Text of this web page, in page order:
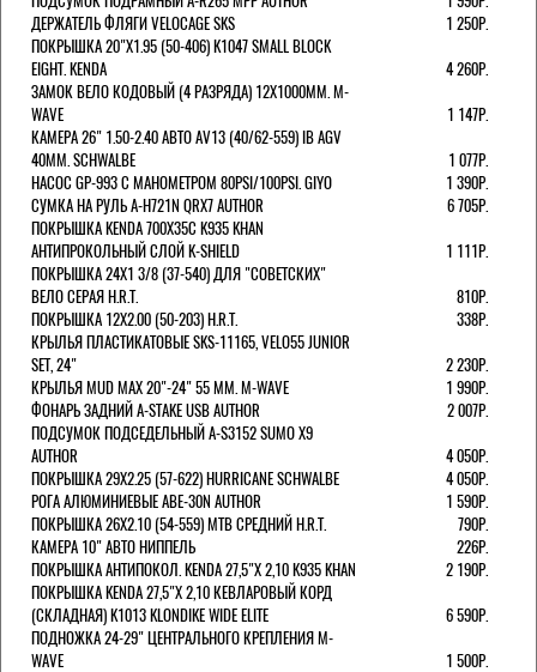
ДЕРЖАТЕЛЬ ФЛЯГИ VELOCAGE SKS
1 250Р.
ПОКРЫШКА 20"Х1.95 (50-406) K1047 SMALL BLOCK
EIGHT. KENDA
4 260Р.
ЗАМОК ВЕЛО КОДОВЫЙ (4 РАЗРЯДА) 12Х1000ММ. M-
WAVE
1 147Р.
КАМЕРА 26" 1.50-2.40 АВТО AV13 (40/62-559) IB AGV
40MM. SCHWALBE
1 077Р.
НАСОС GP-993 С МАНОМЕТРОМ 80PSI/100PSI. GIYO
1 390Р.
СУМКА НА РУЛЬ A-H721N QRX7 AUTHOR
6 705Р.
ПОКРЫШКА KENDA 700Х35С K935 KHAN
АНТИПРОКОЛЬНЫЙ СЛОЙ K-SHIELD
1 111Р.
ПОКРЫШКА 24X1 3/8 (37-540) ДЛЯ "СОВЕТСКИХ"
ВЕЛО СЕРАЯ H.R.T.
810Р.
ПОКРЫШКА 12X2.00 (50-203) H.R.T.
338Р.
КРЫЛЬЯ ПЛАСТИКАТОВЫЕ SKS-11165, VELO55 JUNIOR
SET, 24"
2 230Р.
КРЫЛЬЯ MUD MAX 20"-24" 55 ММ. M-WAVE
1 990Р.
ФОНАРЬ ЗАДНИЙ A-STAKE USB AUTHOR
2 007Р.
ПОДСУМОК ПОДСЕДЕЛЬНЫЙ A-S3152 SUMO X9
AUTHOR
4 050Р.
ПОКРЫШКА 29X2.25 (57-622) HURRICANE SCHWALBE
4 050Р.
РОГА АЛЮМИНИЕВЫЕ ABE-30N AUTHOR
1 590Р.
ПОКРЫШКА 26X2.10 (54-559) MTB СРЕДНИЙ H.R.T.
790Р.
КАМЕРА 10" АВТО НИППЕЛЬ
226Р.
ПОКРЫШКА АНТИПОКОЛ. KENDA 27,5"Х 2,10 K935 KHAN
2 190Р.
ПОКРЫШКА KENDA 27,5"Х 2,10 КЕВЛАРОВЫЙ КОРД
(СКЛАДНАЯ) K1013 KLONDIKE WIDE ELITE
6 590Р.
ПОДНОЖКА 24-29" ЦЕНТРАЛЬНОГО КРЕПЛЕНИЯ M-
WAVE
1 500Р.